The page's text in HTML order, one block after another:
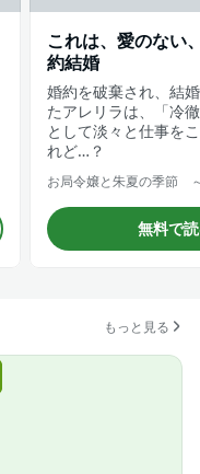
これは、愛のない
約結婚
婚約を破棄され、結
たアレリラは、「冷
として淡々と仕事を
れど…？
無料で
もっと見る